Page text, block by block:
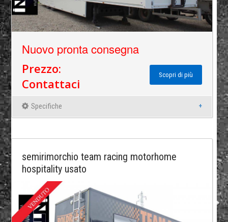
Nuovo pronta consegna
Prezzo:
Contattaci
Scopri di più
Specifiche
semirimorchio team racing motorhome
hospitality usato